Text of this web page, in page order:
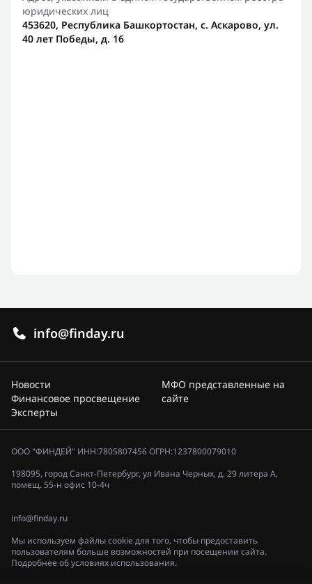
юридических лиц
453620, Республика Башкортостан, с. Аскарово, ул.
40 лет Победы, д. 16
info@finday.ru
Новости
Финансовое просвещение
Эксперты
МФО представленные на
сайте
ООО "ФИНДЕЙ" ИНН:7805807456 ОГРН:1237800079010
198095, город Санкт-Петербург, ул Ивана Черных, д. 29 литера А,
помещ. 55-н офис 10-4ч
info@finday.ru
Мы используем файлы cookie для того, чтобы предоставить
пользователям больше возможностей при посещении сайта.
Подробнее об условиях использования.